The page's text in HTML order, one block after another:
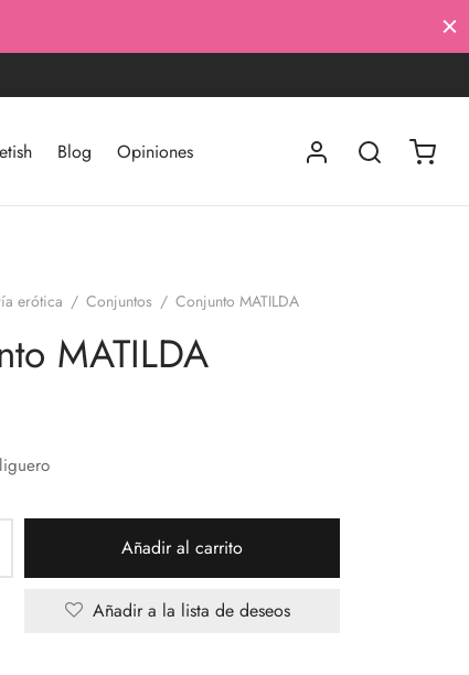
Blog Opiniones
erótica / Conjuntos / Conjunto MATILDA
MATILDA
Añadir al carrito
Añadir a la lista de deseos